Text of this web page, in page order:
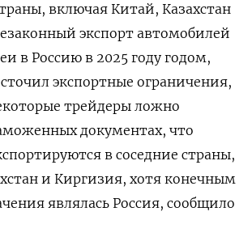
включая ‌Китай, Казахстан
экспорт автомобилей
‌в Россию в 2025 году годом,
экспортные ограничения,
трейдеры ложно
документах, что
​в ​соседние страны,
и Киргизия, ​хотя конечным
являлась Россия, сообщило